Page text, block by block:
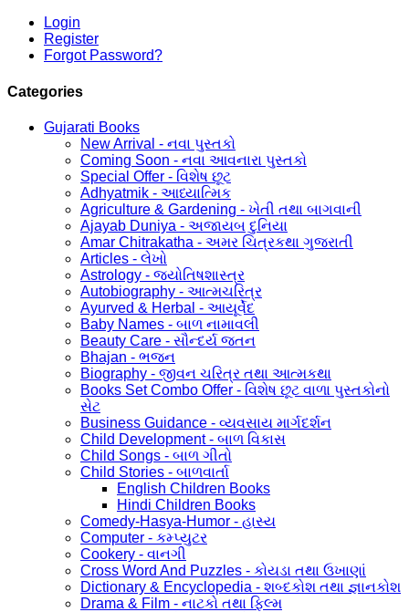
Login
Register
Forgot Password?
Categories
Gujarati Books
New Arrival - નવા પુસ્તકો
Coming Soon - નવા આવનારા પુસ્તકો
Special Offer - વિશેષ છૂટ
Adhyatmik - આધ્યાત્મિક
Agriculture & Gardening - ખેતી તથા બાગવાની
Ajayab Duniya - અજાયબ દુનિયા
Amar Chitrakatha - અમર ચિત્રકથા ગુજરાતી
Articles - લેખો
Astrology - જ્યોતિષશાસ્ત્ર
Autobiography - આત્મચરિત્ર
Ayurved & Herbal - આયૂર્વેદ
Baby Names - બાળ નામાવલી
Beauty Care - સૌન્દર્ય જતન
Bhajan - ભજન
Biography - જીવન ચરિત્ર તથા આત્મકથા
Books Set Combo Offer - વિશેષ છૂટ વાળા પુસ્તકોનો
સેટ
Business Guidance - વ્યવસાય માર્ગદર્શન
Child Development - બાળ વિકાસ
Child Songs - બાળ ગીતો
Child Stories - બાળવાર્તા
English Children Books
Hindi Children Books
Comedy-Hasya-Humor - હાસ્ય
Computer - કમ્પ્યુટર
Cookery - વાનગી
Cross Word And Puzzles - કોયડા તથા ઉખાણાં
Dictionary & Encyclopedia - શબ્દકોશ તથા જ્ઞાનકોશ
Drama & Film - નાટકો તથા ફિલ્મ